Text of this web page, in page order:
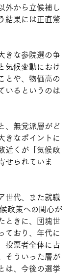
外から立候補し
結果には正直驚
きな参院選の争
気候変動におけ
とや、物価高の
いるというのは
、無党派層がど
きなポイントに
近くが「気候政
せられていま
世代、また就職
政策への関心が
ときに、団塊世
ており、年代に
投票者全体に占
そういった層が
は、今後の選挙